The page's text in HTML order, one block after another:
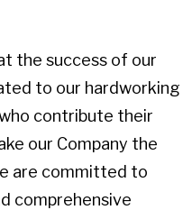
the success of our
to our hardworking
contribute their
our Company the
are committed to
comprehensive